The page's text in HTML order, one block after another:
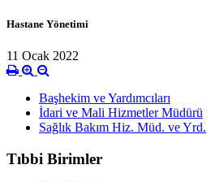
Hastane Yönetimi
11 Ocak 2022
Başhekim ve Yardımcıları
İdari ve Mali Hizmetler Müdürü
Sağlık Bakım Hiz. Müd. ve Yrd.
Tıbbi Birimler